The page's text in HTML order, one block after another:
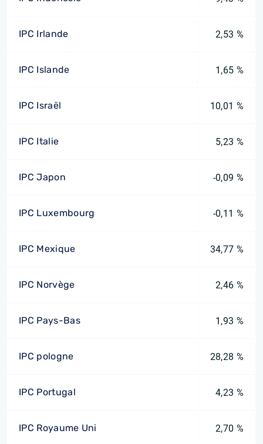
IPC Irlande 2,53 %
IPC Islande 1,65 %
IPC Israël 10,01 %
IPC Italie 5,23 %
IPC Japon -0,09 %
IPC Luxembourg -0,11 %
IPC Mexique 34,77 %
IPC Norvège 2,46 %
IPC Pays-Bas 1,93 %
IPC pologne 28,28 %
IPC Portugal 4,23 %
IPC Royaume Uni 2,70 %